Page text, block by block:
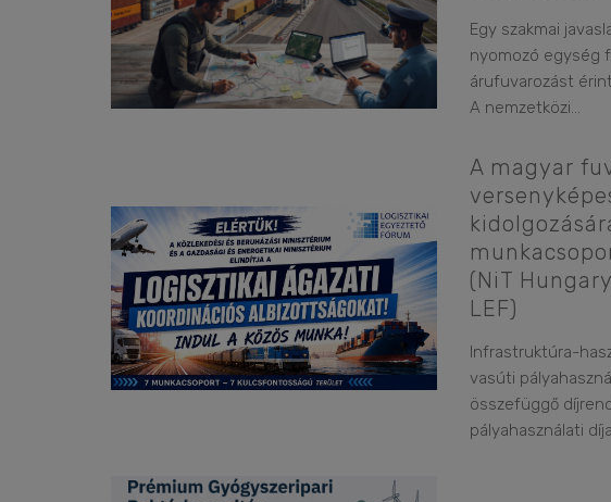
Egy szakmai
nyomozó egység
árufuvarozást
A nemzetközi...
A magyar
(NiT
LEF)
Infrastruktúra-
vasúti
összefüggő
pályahasználati